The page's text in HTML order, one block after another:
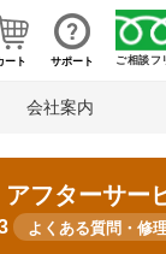
ート サポート ご相談フ
会社案内
フターサー
よくある質問・修